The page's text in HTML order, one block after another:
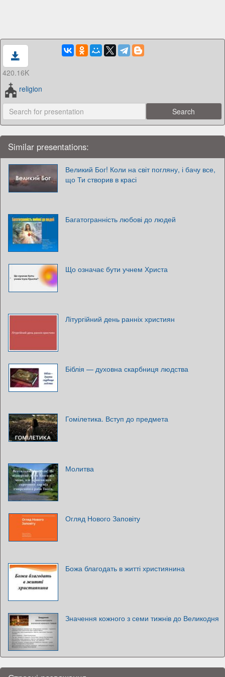
420.16K
religion
Similar presentations:
Великий Бог! Коли на світ погляну, і бачу все,
що Ти створив в красі
Багатогранність любові до людей
Що означає бути учнем Христа
Літургійний день ранніх християн
Біблія — духовна скарбниця людства
Гомілетика. Вступ до предмета
Молитва
Огляд Нового Заповіту
Божа благодать в житті християнина
Значення кожного з семи тижнів до Великодня